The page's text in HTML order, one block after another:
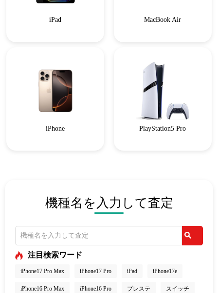
iPad MacBook Air
iPhone PlayStation5 Pro
機種名を入力して査定
注目検索ワード
iPhone17 Pro Max iPhone17 Pro iPad iPhone17e
iPhone16 Pro Max iPhone16 Pro プレステ スイッチ